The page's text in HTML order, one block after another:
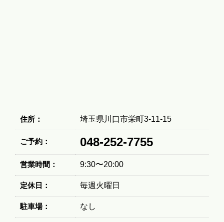
住所： 埼玉県川口市栄町3-11-15
ご予約： 048-252-7755
営業時間： 9:30〜20:00
定休日： 毎週火曜日
駐車場： なし